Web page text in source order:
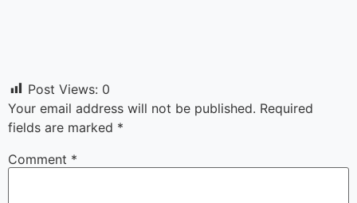
Post Views: 0
Your email address will not be published. Required
fields are marked *
Comment *